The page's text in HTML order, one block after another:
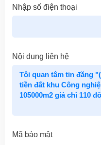
Nhập số điện thoại
Nội dung liên hệ
Mã bảo mật